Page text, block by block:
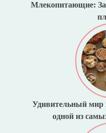
Млекопитающие:
Удивительный мир
одной из